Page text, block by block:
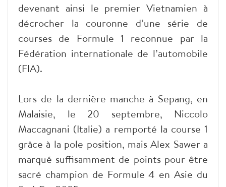
devenant ainsi le premier Vietnamien à
décrocher la couronne d’une série de
courses de Formule 1 reconnue par la
Fédération internationale de l’automobile
(FIA).
Lors de la dernière manche à Sepang, en
Malaisie, le 20 septembre, Niccolo
Maccagnani (Italie) a remporté la course 1
grâce à la pole position, mais Alex Sawer a
marqué suffisamment de points pour être
sacré champion de Formule 4 en Asie du